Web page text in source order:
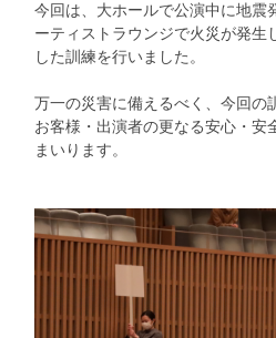
今回は、大ホールで公演中に地震
ーティストラウンジで火災が発生
した訓練を行いました。
万一の災害に備えるべく、今回の
お客様・出演者の更なる安心・安
まいります。